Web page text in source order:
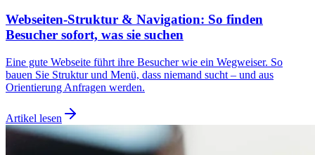
Webseiten-Struktur & Navigation: So finden
Besucher sofort, was sie suchen
Eine gute Webseite führt ihre Besucher wie ein Wegweiser. So
bauen Sie Struktur und Menü, dass niemand sucht – und aus
Orientierung Anfragen werden.
Artikel lesen